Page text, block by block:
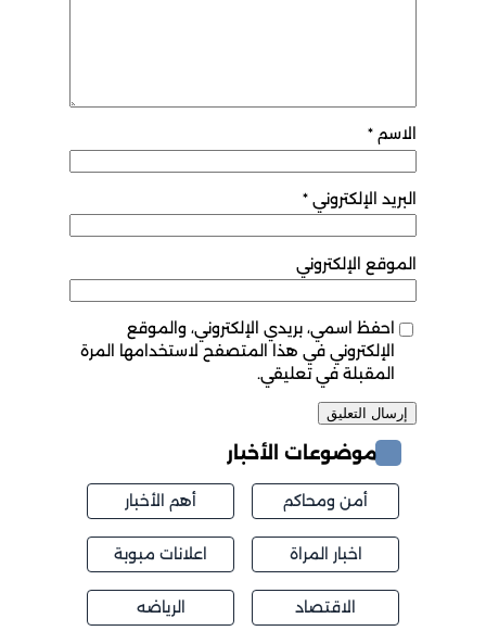
الاسم *
البريد الإلكتروني *
الموقع الإلكتروني
احفظ اسمي، بريدي الإلكتروني، والموقع
الإلكتروني في هذا المتصفح لاستخدامها المرة
المقبلة في تعليقي.
موضوعات الأخبار
أمن ومحاكم أهم الأخبار
اخبار المراة اعلانات مبوبة
الاقتصاد الرياضه